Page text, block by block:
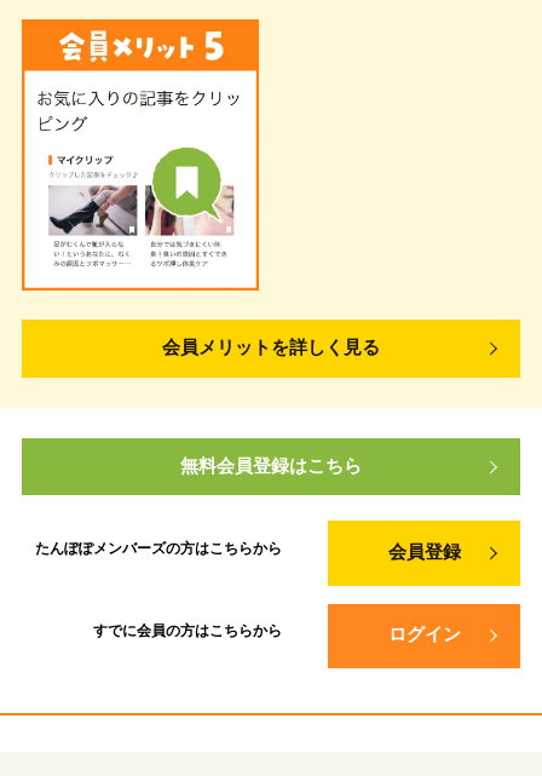
会員メリットを詳しく見る
無料会員登録はこちら
たんぽぽメンバーズの方はこちらから 会員登録
すでに会員の方はこちらから ログイン